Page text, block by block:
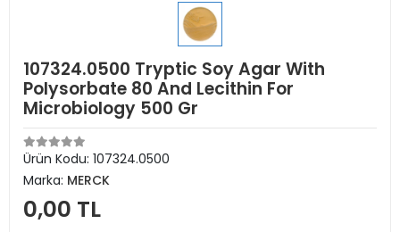
107324.0500 Tryptic Soy Agar With
Polysorbate 80 And Lecithin For
Microbiology 500 Gr
Ürün Kodu: 107324.0500
Marka: MERCK
0,00 TL